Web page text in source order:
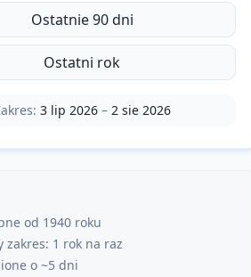
Ostatnie 90 dni
Ostatni rok
3 lip 2026– 2 sie 2026
od 1940 roku
zakres: 1 rok na raz
o ~5 dni